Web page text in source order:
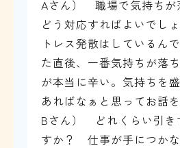
Aさん） 職場で気持ちが
どう対応すればよいでし
トレス発散はしているん
た直後、一番気持ちが落
が本当に辛い。気持ちを
あればなぁと思ってお話
Bさん） どれくらい引き
すか？ 仕事が手につか